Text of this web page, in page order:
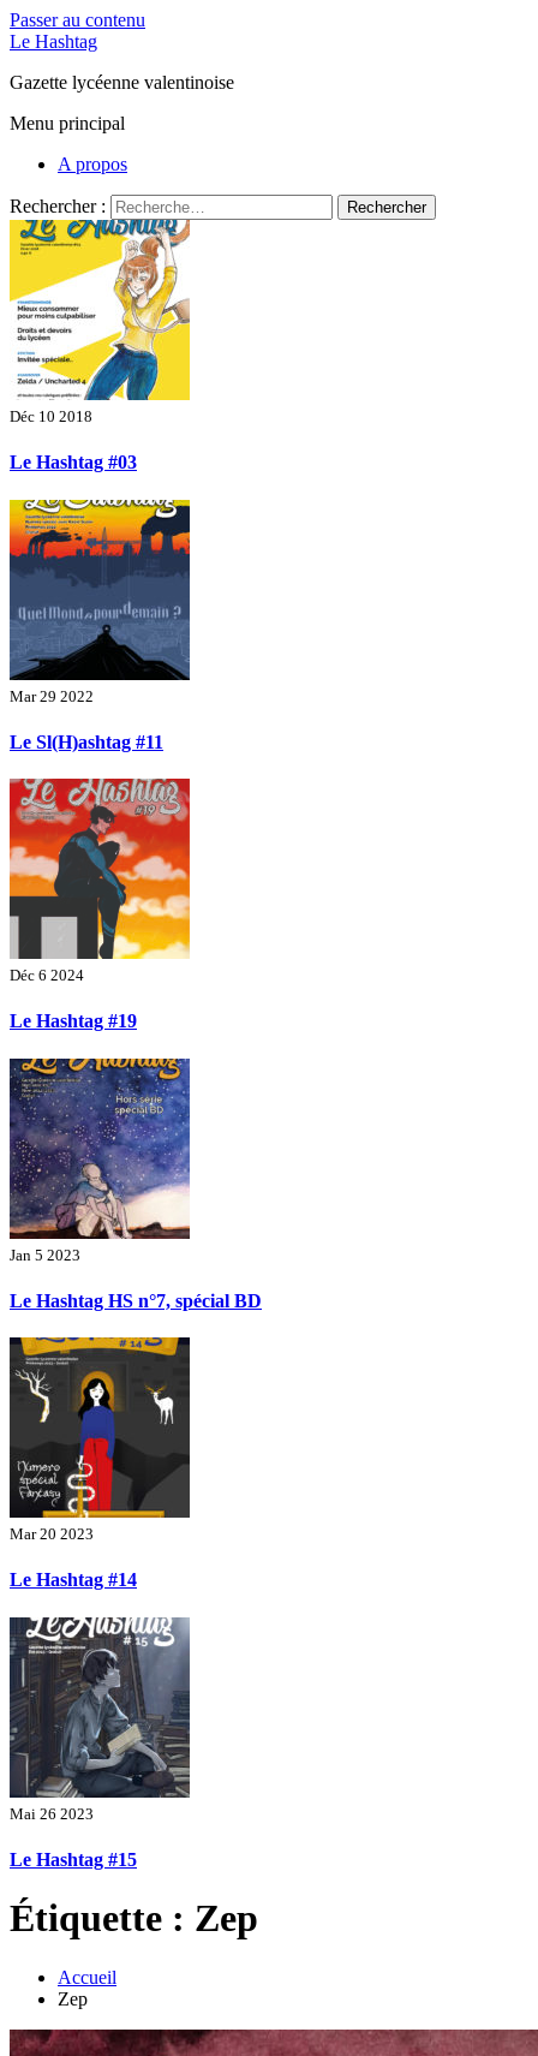
Passer au contenu
Le Hashtag
Gazette lycéenne valentinoise
Menu principal
A propos
Rechercher :
Déc 10 2018
Le Hashtag #03
Mar 29 2022
Le Sl(H)ashtag #11
Déc 6 2024
Le Hashtag #19
Jan 5 2023
Le Hashtag HS n°7, spécial BD
Mar 20 2023
Le Hashtag #14
Mai 26 2023
Le Hashtag #15
Étiquette : Zep
Accueil
Zep